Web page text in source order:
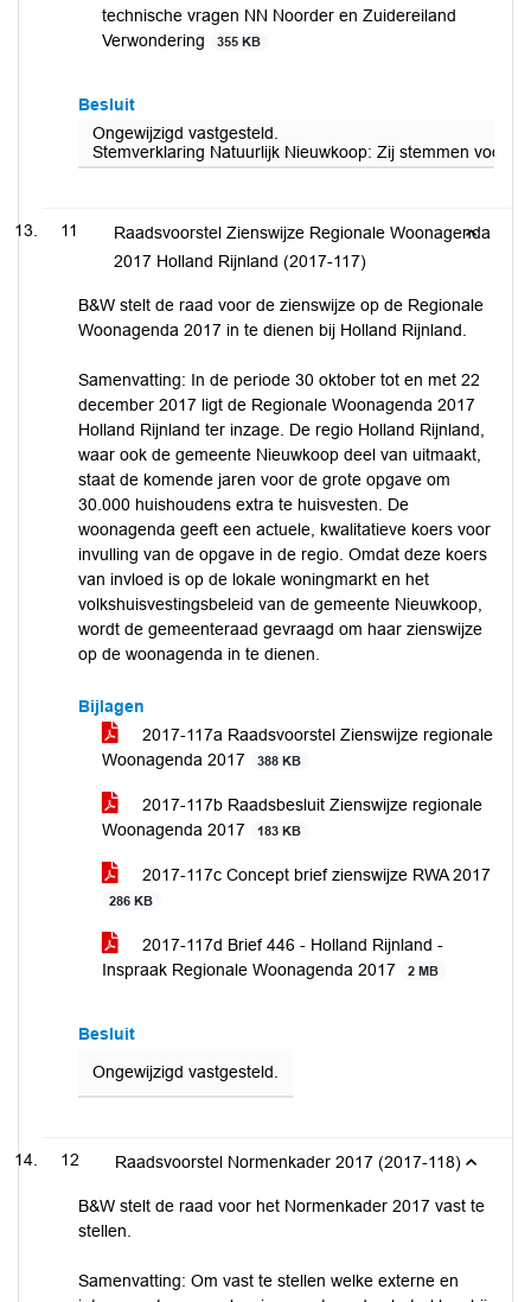
technische vragen NN Noorder en Zuidereiland
Verwondering
355 KB
Besluit
Ongewijzigd vastgesteld.
Stemverklaring Natuurlijk Nieuwkoop: Zij stemmen voor
11
Raadsvoorstel Zienswijze Regionale Woonagenda
2017 Holland Rijnland (2017-117)
B&W stelt de raad voor de zienswijze op de Regionale
Woonagenda 2017 in te dienen bij Holland Rijnland.
Samenvatting: In de periode 30 oktober tot en met 22
december 2017 ligt de Regionale Woonagenda 2017
Holland Rijnland ter inzage. De regio Holland Rijnland,
waar ook de gemeente Nieuwkoop deel van uitmaakt,
staat de komende jaren voor de grote opgave om
30.000 huishoudens extra te huisvesten. De
woonagenda geeft een actuele, kwalitatieve koers voor
invulling van de opgave in de regio. Omdat deze koers
van invloed is op de lokale woningmarkt en het
volkshuisvestingsbeleid van de gemeente Nieuwkoop,
wordt de gemeenteraad gevraagd om haar zienswijze
op de woonagenda in te dienen.
Bijlagen
2017-117a Raadsvoorstel Zienswijze regionale
Woonagenda 2017
388 KB
2017-117b Raadsbesluit Zienswijze regionale
Woonagenda 2017
183 KB
2017-117c Concept brief zienswijze RWA 2017
286 KB
2017-117d Brief 446 - Holland Rijnland -
Inspraak Regionale Woonagenda 2017
2 MB
Besluit
Ongewijzigd vastgesteld.
12 Raadsvoorstel Normenkader 2017 (2017-118)
B&W stelt de raad voor het Normenkader 2017 vast te
stellen.
Samenvatting: Om vast te stellen welke externe en